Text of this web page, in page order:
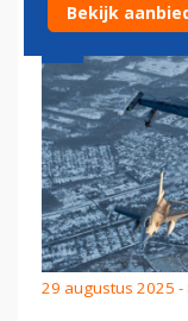
29 augustus 2025 -
Bekijk